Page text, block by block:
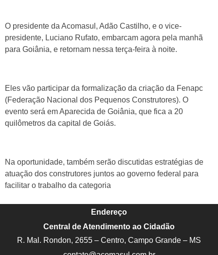
O presidente da Acomasul, Adão Castilho, e o vice-
presidente, Luciano Rufato, embarcam agora pela manhã
para Goiânia, e retornam nessa terça-feira à noite.
Eles vão participar da formalização da criação da Fenapc
(Federação Nacional dos Pequenos Construtores). O
evento será em Aparecida de Goiânia, que fica a 20
quilômetros da capital de Goiás.
Na oportunidade, também serão discutidas estratégias de
atuação dos construtores juntos ao governo federal para
facilitar o trabalho da categoria
Endereço
Central de Atendimento ao Cidadão
R. Mal. Rondon, 2655 – Centro, Campo Grande – MS